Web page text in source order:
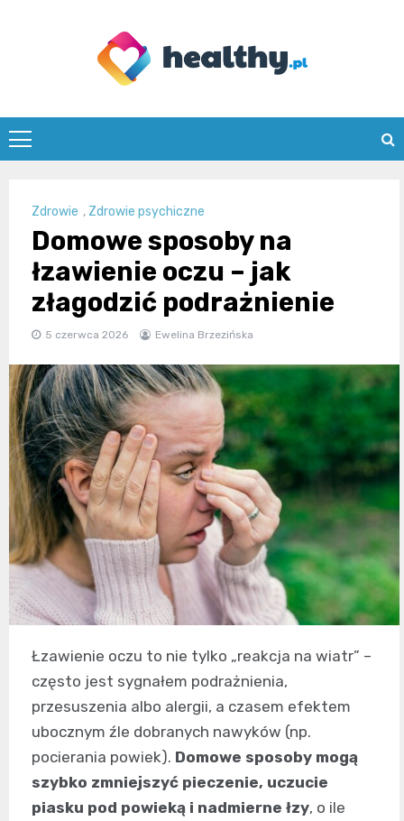
healthy.pl
Zdrowie , Zdrowie psychiczne
Domowe sposoby na
łzawienie oczu – jak
złagodzić podrażnienie
5 czerwca 2026 Ewelina Brzezińska
Łzawienie oczu to nie tylko „reakcja na wiatr” –
często jest sygnałem podrażnienia,
przesuszenia albo alergii, a czasem efektem
ubocznym źle dobranych nawyków (np.
pocierania powiek). Domowe sposoby mogą
szybko zmniejszyć pieczenie, uczucie
piasku pod powieką i nadmierne łzy, o ile